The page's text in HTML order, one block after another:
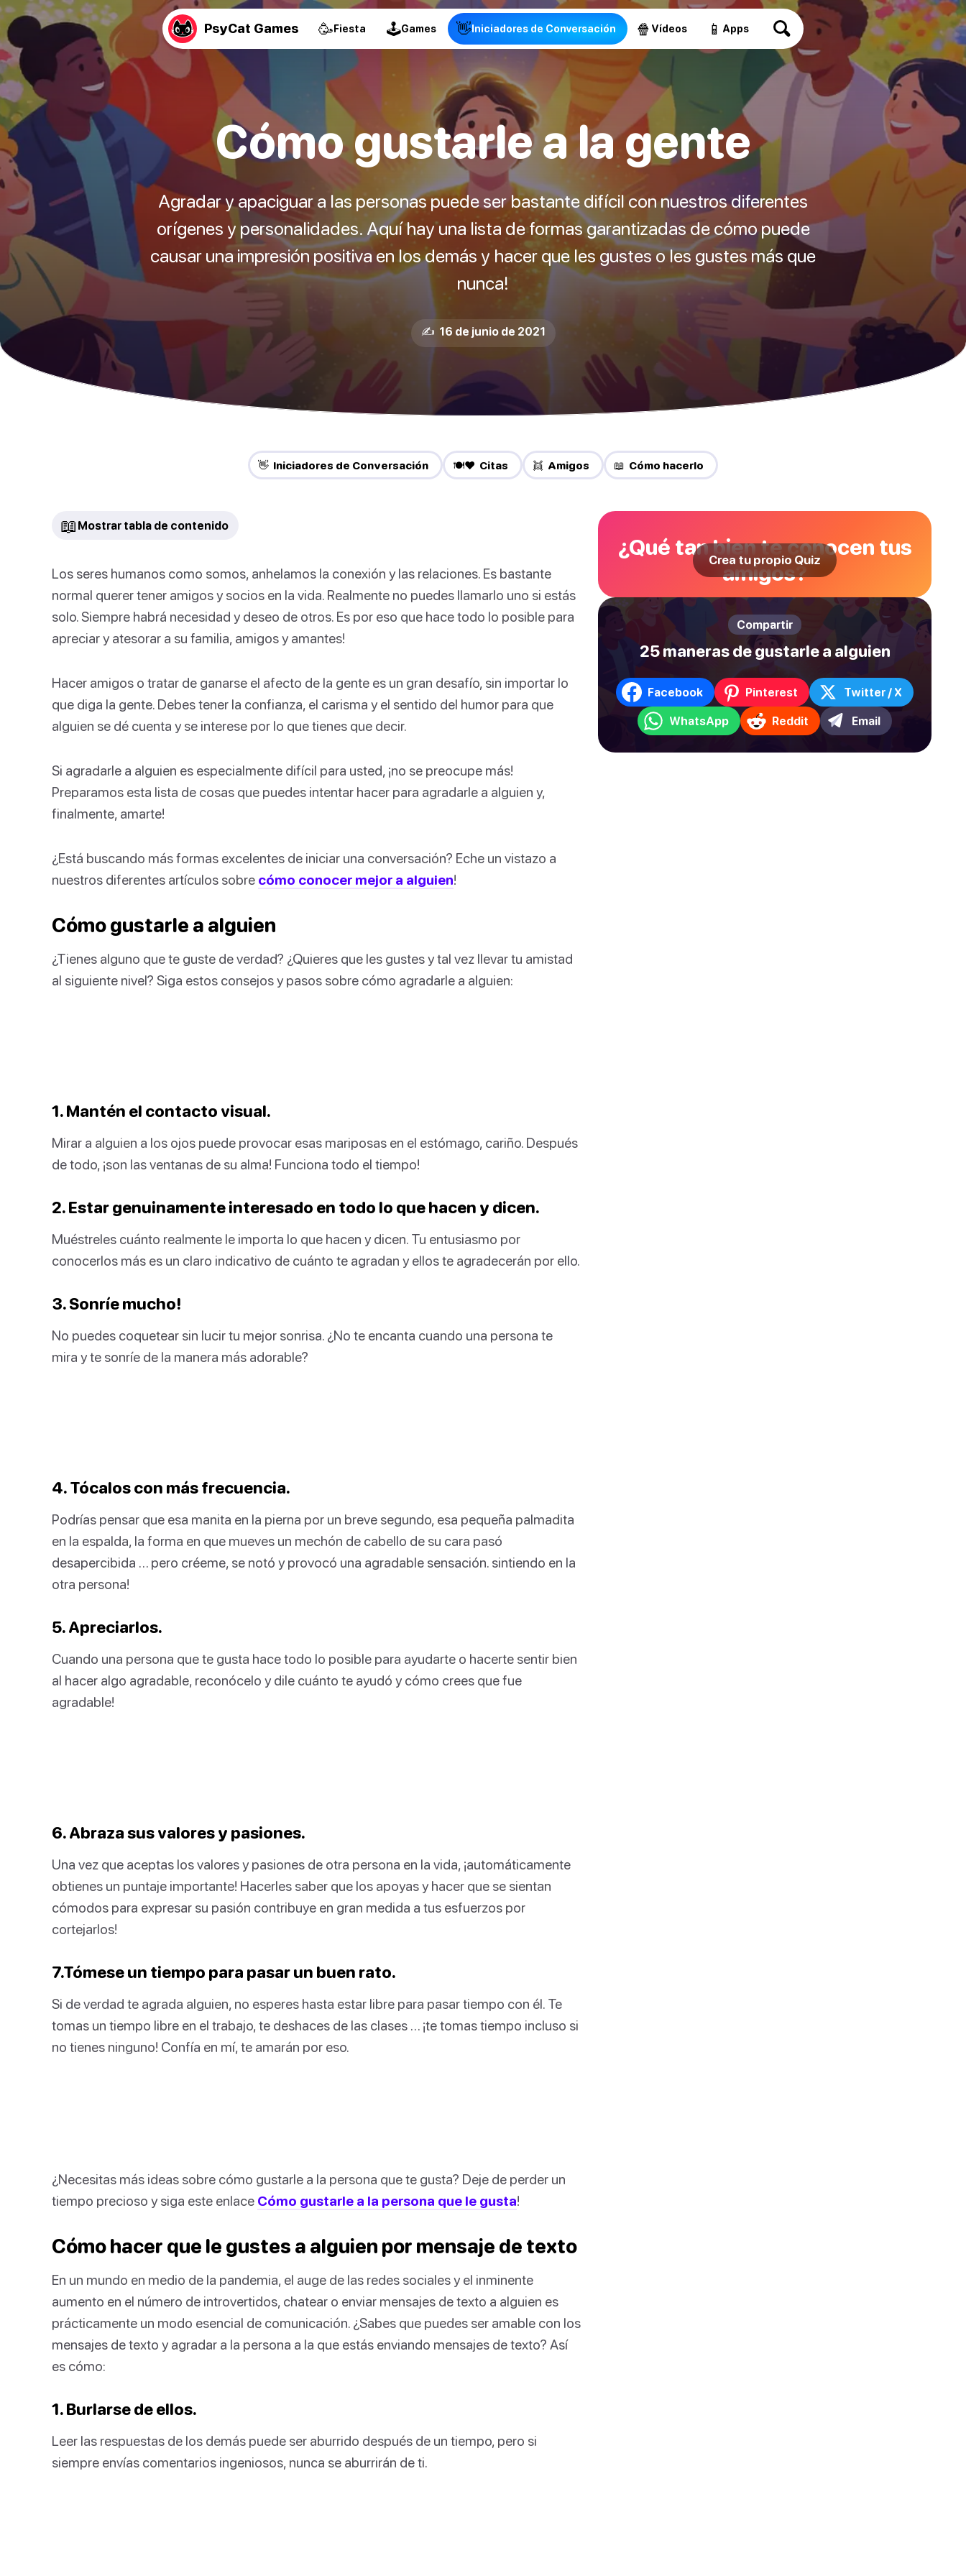
PsyCat Games 🥳Fiesta 🕹Games 👋Iniciadores de Conversación 🍿 Vídeos 📱 Apps
Cómo gustarle a la gente
Agradar y apaciguar a las personas puede ser bastante difícil con nuestros diferentes
orígenes y personalidades. Aquí hay una lista de formas garantizadas de cómo puede
causar una impresión positiva en los demás y hacer que les gustes o les gustes más que
nunca!
✍️ 16 de junio de 2021
👋 Iniciadores de Conversación 🍽️❤️ Citas 👯 Amigos 📖 Cómo hacerlo
📖 Mostrar tabla de contenido
Los seres humanos como somos, anhelamos la conexión y las relaciones. Es bastante
normal querer tener amigos y socios en la vida. Realmente no puedes llamarlo uno si estás
solo. Siempre habrá necesidad y deseo de otros. Es por eso que hace todo lo posible para
apreciar y atesorar a su familia, amigos y amantes!
Hacer amigos o tratar de ganarse el afecto de la gente es un gran desafío, sin importar lo
que diga la gente. Debes tener la confianza, el carisma y el sentido del humor para que
alguien se dé cuenta y se interese por lo que tienes que decir.
Si agradarle a alguien es especialmente difícil para usted, ¡no se preocupe más!
Preparamos esta lista de cosas que puedes intentar hacer para agradarle a alguien y,
finalmente, amarte!
¿Está buscando más formas excelentes de iniciar una conversación? Eche un vistazo a
nuestros diferentes artículos sobre cómo conocer mejor a alguien!
Cómo gustarle a alguien
¿Tienes alguno que te guste de verdad? ¿Quieres que les gustes y tal vez llevar tu amistad
al siguiente nivel? Siga estos consejos y pasos sobre cómo agradarle a alguien:
1. Mantén el contacto visual.
Mirar a alguien a los ojos puede provocar esas mariposas en el estómago, cariño. Después
de todo, ¡son las ventanas de su alma! Funciona todo el tiempo!
2. Estar genuinamente interesado en todo lo que hacen y dicen.
Muéstreles cuánto realmente le importa lo que hacen y dicen. Tu entusiasmo por
conocerlos más es un claro indicativo de cuánto te agradan y ellos te agradecerán por ello.
3. Sonríe mucho!
No puedes coquetear sin lucir tu mejor sonrisa. ¿No te encanta cuando una persona te
mira y te sonríe de la manera más adorable?
4. Tócalos con más frecuencia.
Podrías pensar que esa manita en la pierna por un breve segundo, esa pequeña palmadita
en la espalda, la forma en que mueves un mechón de cabello de su cara pasó
desapercibida … pero créeme, se notó y provocó una agradable sensación. sintiendo en la
otra persona!
5. Apreciarlos.
Cuando una persona que te gusta hace todo lo posible para ayudarte o hacerte sentir bien
al hacer algo agradable, reconócelo y dile cuánto te ayudó y cómo crees que fue
agradable!
6. Abraza sus valores y pasiones.
Una vez que aceptas los valores y pasiones de otra persona en la vida, ¡automáticamente
obtienes un puntaje importante! Hacerles saber que los apoyas y hacer que se sientan
cómodos para expresar su pasión contribuye en gran medida a tus esfuerzos por
cortejarlos!
7.Tómese un tiempo para pasar un buen rato.
Si de verdad te agrada alguien, no esperes hasta estar libre para pasar tiempo con él. Te
tomas un tiempo libre en el trabajo, te deshaces de las clases … ¡te tomas tiempo incluso si
no tienes ninguno! Confía en mí, te amarán por eso.
¿Necesitas más ideas sobre cómo gustarle a la persona que te gusta? Deje de perder un
tiempo precioso y siga este enlace Cómo gustarle a la persona que le gusta!
Cómo hacer que le gustes a alguien por mensaje de texto
En un mundo en medio de la pandemia, el auge de las redes sociales y el inminente
aumento en el número de introvertidos, chatear o enviar mensajes de texto a alguien es
prácticamente un modo esencial de comunicación. ¿Sabes que puedes ser amable con los
mensajes de texto y agradar a la persona a la que estás enviando mensajes de texto? Así
es cómo:
1. Burlarse de ellos.
Leer las respuestas de los demás puede ser aburrido después de un tiempo, pero si
siempre envías comentarios ingeniosos, nunca se aburrirán de ti.
¿Qué tan bien te conocen tus
amigos?
Crea tu propio Quiz
Compartir
25 maneras de gustarle a alguien
Facebook Pinterest Twitter / X
WhatsApp Reddit Email